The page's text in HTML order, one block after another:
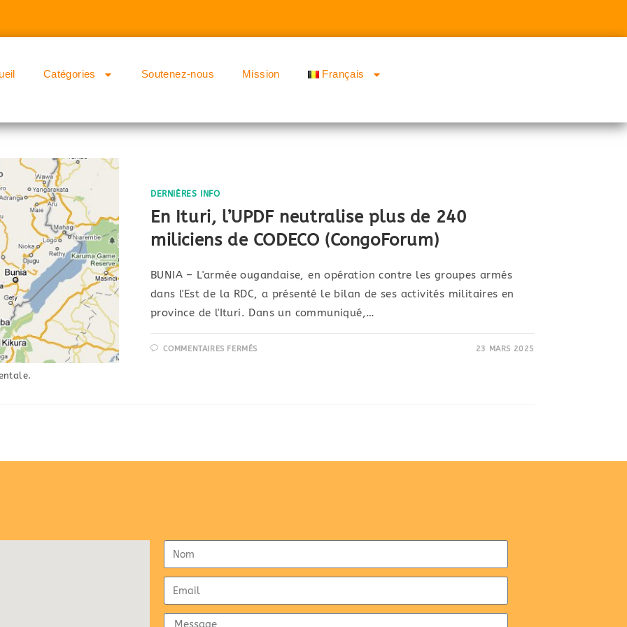
Catégories Soutenez-nous Mission Français
DERNIÈRES INFO
En Ituri, l’UPDF neutralise plus de 240
miliciens de CODECO (CongoForum)
BUNIA – L'armée ougandaise, en opération contre les groupes armés
dans l'Est de la RDC, a présenté le bilan de ses activités militaires en
province de l'Ituri. Dans un communiqué,…
COMMENTAIRES FERMÉS 23 MARS 2025